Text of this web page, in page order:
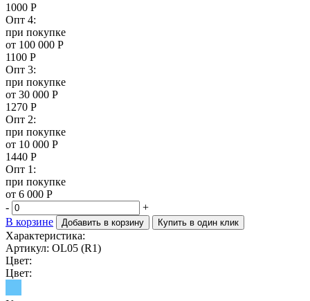
1000 Р
Опт 4:
при покупке
от 100 000 Р
1100 Р
Опт 3:
при покупке
от 30 000 Р
1270 Р
Опт 2:
при покупке
от 10 000 Р
1440 Р
Опт 1:
при покупке
от 6 000 Р
-
+
В корзине
Добавить в корзину Купить в один клик
Характеристика:
Артикул: OL05 (R1)
Цвет:
Цвет: